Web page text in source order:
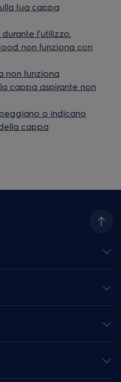
tua cappa
l'utilizzo.
non funziona con
non funziona
cappa aspirante non
o indicano
cappa